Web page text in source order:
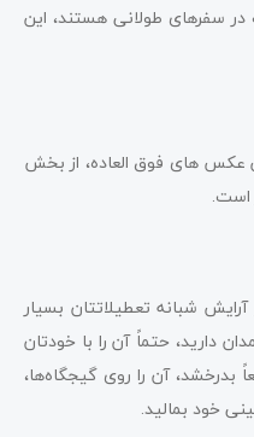
در سفرهای طولانی هستند، این
های فوق العاده، از بخش
است.
شبانه تعطیلاتتان بسیار
دارید، حتماً آن را با خودتان
بدرخشد، آن را روی گیجگاه‌ها،
خود بمالید.